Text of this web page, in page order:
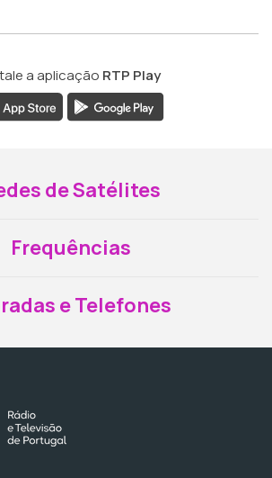
a aplicação RTP Play
de Satélites
Frequências
e Telefones